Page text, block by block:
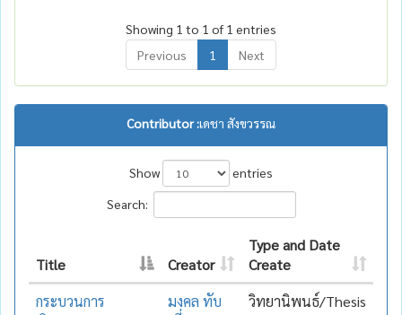
Showing 1 to 1 of 1 entries
Previous
1 Next
Contributor :เดชา สังขวรรณ
Show
entries
Search:
Title Creator
Type and Date
Create
กระบวนการ
มงคล ทับ
วิทยานิพนธ์/Thesis